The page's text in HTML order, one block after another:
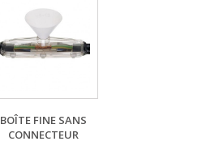
BOÎTE FINE SANS
CONNECTEUR